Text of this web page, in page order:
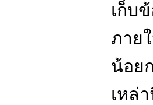
เก็บ
ภาย
น้อย
เหล่